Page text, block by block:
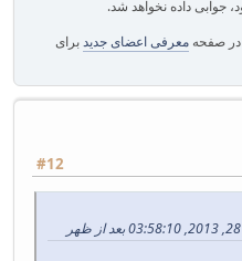
جوابی داده نخواهد شد.
در صفحه معرفی اعضای جدیدبرای
#12